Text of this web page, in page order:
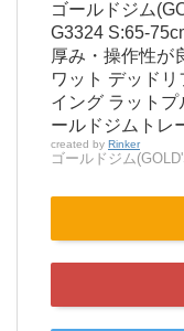
ゴールドジム
G3324 S:65-
厚み・操作性が
ワット デッド
イング ラット
ールドジムトレ
created by Rinker
ゴールドジム